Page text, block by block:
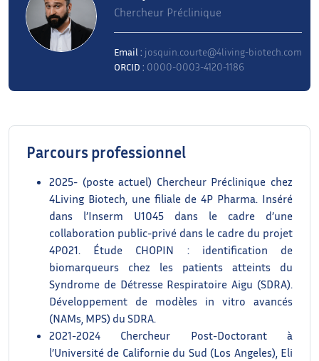
Chercheur Préclinique
Email : josquin.courte@4living-biotech.com
ORCID : 0000-0003-4120-1186
Parcours professionnel
2025- (poste actuel) Chercheur Préclinique chez
4Living Biotech, une filiale de 4P Pharma. Inséré
dans l’Inserm U1045 dans le cadre d’une
collaboration public-privé dans le cadre du projet
4P021. Étude CHOPIN : identification de
biomarqueurs chez les patients atteints du
Syndrome de Détresse Respiratoire Aigu (SDRA).
Développement de modèles in vitro avancés
(NAMs, MPS) du SDRA.
2021-2024 Chercheur Post-Doctorant à
l’Université de Californie du Sud (Los Angeles), Eli